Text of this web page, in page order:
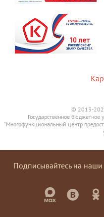
© 2013-
Государственное бюджетное
"Многофункциональный центр
Подписывайтесь на